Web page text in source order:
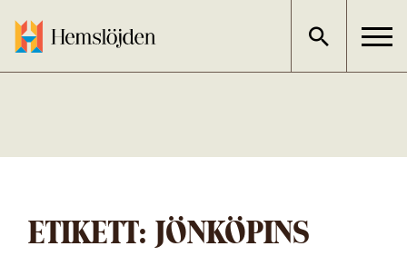
innehållet
ETIKETT: JÖNKÖPINS